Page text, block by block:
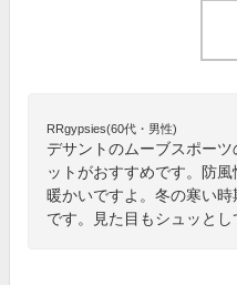
RRgypsies(60代・男性)
デサントのムーブスポー
ットがおすすめです。防
暖かいですよ。冬の寒い
です。見た目もシュッとし